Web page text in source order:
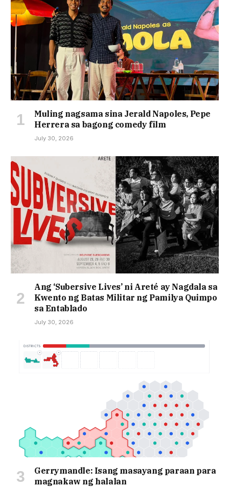
Muling nagsama sina Jerald Napoles, Pepe
Herrera sa bagong comedy film
July 30, 2026
Ang ‘Subersive Lives’ ni Areté ay Nagdala sa
Kwento ng Batas Militar ng Pamilya Quimpo
sa Entablado
July 30, 2026
Gerrymandle: Isang masayang paraan para
magnakaw ng halalan